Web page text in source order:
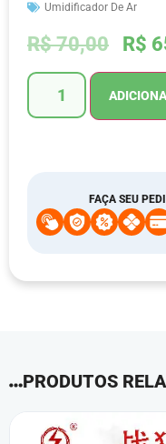
Umidificador De Ar
R$70,00 R$
FAÇA SEU
PRODUTOS